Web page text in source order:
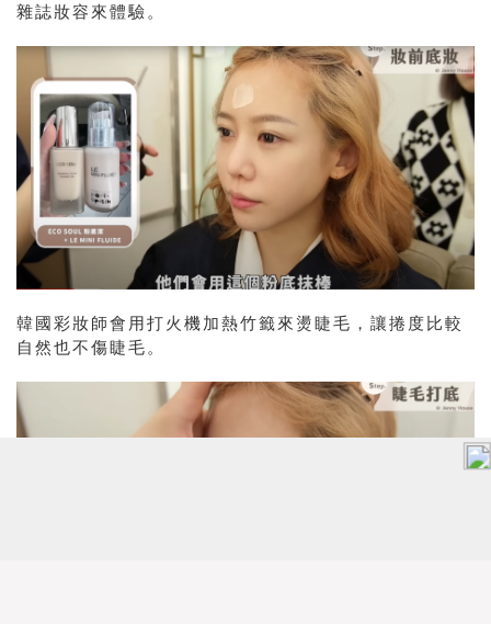
雜誌妝容來體驗。
韓國彩妝師會用打火機加熱竹籤來燙睫毛，讓捲度比較
自然也不傷睫毛。